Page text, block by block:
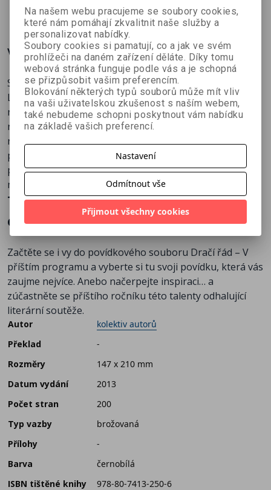
ZOBRAZIT VÍCE
Více o knize
Sbírka fantasy a sci-fi povídek.
Literární soutěž O Dračí řád zná své další vítěze a
nejlepší povídky z oblasti fantasy a sci-fi za rok 2012 si
nyní můžete přečíst i vy! Dvanáct děl, která zaujala
nejvíce a prošla přísným porotcovským sítem, přináší
pestrou literární směs: roboty, vesmírné lodě, víly,
požírače mrtvol… a také napětí, erotiku, bojové scény a
mnohdy neotřelý vypravěčský styl.
Tato publikace je k dispozici i v
elektronické podobě.
Začtěte se i vy do povídkového souboru Dračí řád – V
příštím programu a vyberte si tu svoji povídku, která vás
zaujme nejvíce. Anebo načerpejte inspiraci… a
zúčastněte se příštího ročníku této talenty odhalující
literární soutěže.
Autor
kolektiv autorů
Překlad
-
Rozměry
147 x 210 mm
Datum vydání
2013
Počet stran
200
Typ vazby
brožovaná
Přílohy
-
Barva
černobílá
ISBN tištěné knihy
978-80-7413-250-6
Na našem webu pracujeme se soubory cookies,
které nám pomáhají zkvalitnit naše služby a
personalizovat nabídky.
Soubory cookies si pamatují, co a jak ve svém
prohlížeči na daném zařízení děláte. Díky tomu
webová stránka funguje podle vás a je schopná
se přizpůsobit vašim preferencím.
Blokování některých typů souborů může mít vliv
na vaši uživatelskou zkušenost s naším webem,
také nebudeme schopni poskytnout vám nabídku
na základě vašich preferencí.
Nastavení
Odmítnout vše
Přijmout všechny cookies